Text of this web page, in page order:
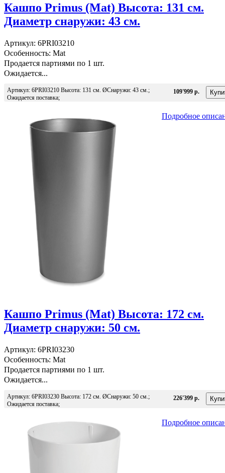
Кашпо Primus (Mat) Высота: 131 см.
Диаметр снаружи: 43 см.
Артикул: 6PRI03210
Особенность: Mat
Продается партиями по 1 шт.
Ожидается...
Артикул: 6PRI03210 Высота: 131 см. ØСнаружи: 43 см.;
Ожидается поставка;
109'999 р.
Подробное
Кашпо Primus (Mat) Высота: 172 см.
Диаметр снаружи: 50 см.
Артикул: 6PRI03230
Особенность: Mat
Продается партиями по 1 шт.
Ожидается...
Артикул: 6PRI03230 Высота: 172 см. ØСнаружи: 50 см.;
Ожидается поставка;
226'399 р.
Подробное